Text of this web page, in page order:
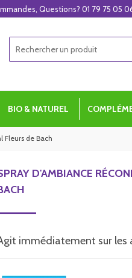
BIO & NATUREL
de Bach
D'AMBIANCE
immédiatement sur les
Questions? 01 79 75 05